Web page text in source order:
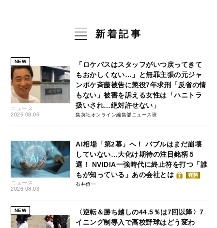
新着記事
NEW
ニュース
2026.08.06
「ロケバスはスタッフがいつ戻ってきて
もおかしくない…」と無罪主張の元ジャ
ンポケ斉藤被告に懲役7年求刑「反省の情
もない」被害を訴える女性は「ハニトラ
扱いされ…絶対許せない」
集英社オンライン編集部ニュース班
ニュース
2026.08.03
AI相場「第2幕」へ！ バブルはまだ崩壊
していない…大化け期待の注目銘柄５
選！ NVIDIA一強時代に終止符を打つ「誰
もが知っている」あの会社とは
有料
石井僚一
NEW
〈逆転＆勝ち越しの44.5％は7回以降〉7
イニング制導入で高校野球はどう変わ